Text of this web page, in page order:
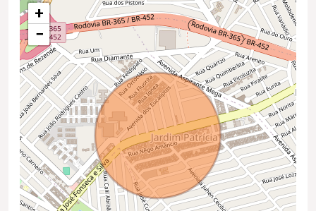
+
−